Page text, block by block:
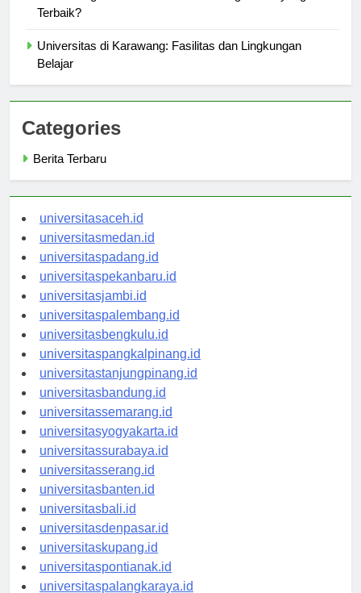
Perbandingan Universitas di Karawang: Mana yang
Universitas di Karawang: Fasilitas dan Lingkungan
Categories
universitasaceh.id
universitasmedan.id
universitaspadang.id
universitaspekanbaru.id
universitasjambi.id
universitaspalembang.id
universitasbengkulu.id
universitaspangkalpinang.id
universitastanjungpinang.id
universitasbandung.id
universitassemarang.id
universitasyogyakarta.id
universitassurabaya.id
universitasserang.id
universitasbanten.id
universitasbali.id
universitasdenpasar.id
universitaskupang.id
universitaspontianak.id